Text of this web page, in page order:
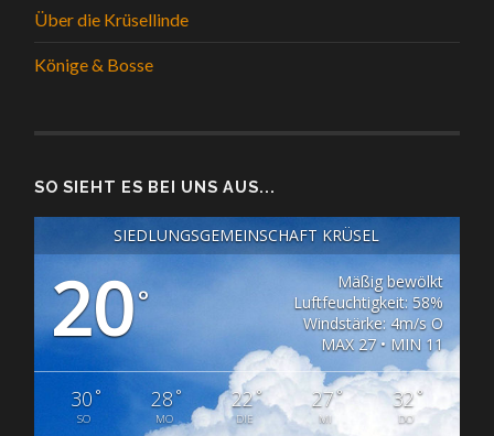
Über die Krüsellinde
Könige & Bosse
SO SIEHT ES BEI UNS AUS...
SIEDLUNGSGEMEINSCHAFT KRÜSEL
20°
Mäßig bewölkt
Luftfeuchtigkeit: 58%
Windstärke: 4m/s O
MAX 27 • MIN 11
30°
SO
28°
MO
22°
DIE
27°
MI
32 °
DO